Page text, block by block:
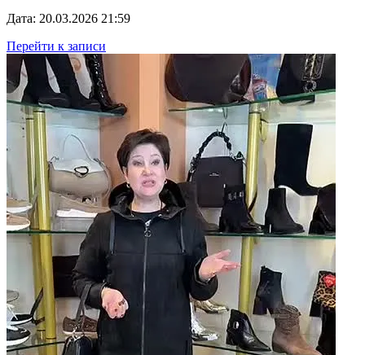
Дата: 20.03.2026 21:59
Перейти к записи